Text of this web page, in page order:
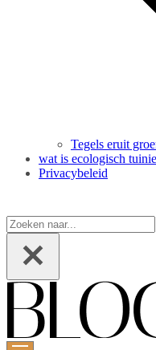
Tegels eruit
wat is ecologisch
Privacybeleid
Zoeken
naar...